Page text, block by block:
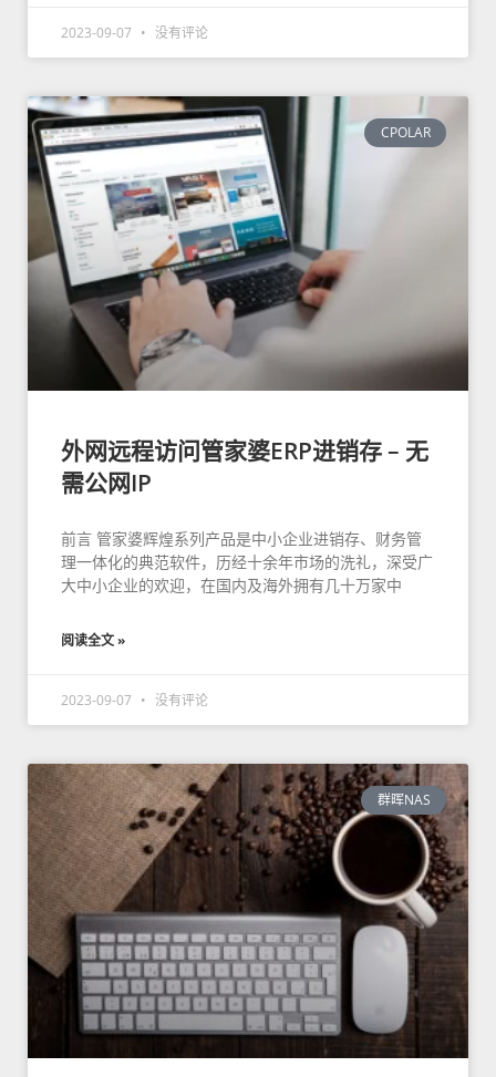
2023-09-07 没有评论
CPOLAR
外网远程访问管家婆ERP进销存 – 无
需公网IP
前言 管家婆辉煌系列产品是中小企业进销存、财务管
理一体化的典范软件，历经十余年市场的洗礼，深受广
大中小企业的欢迎，在国内及海外拥有几十万家中
阅读全文 »
2023-09-07 没有评论
群晖NAS